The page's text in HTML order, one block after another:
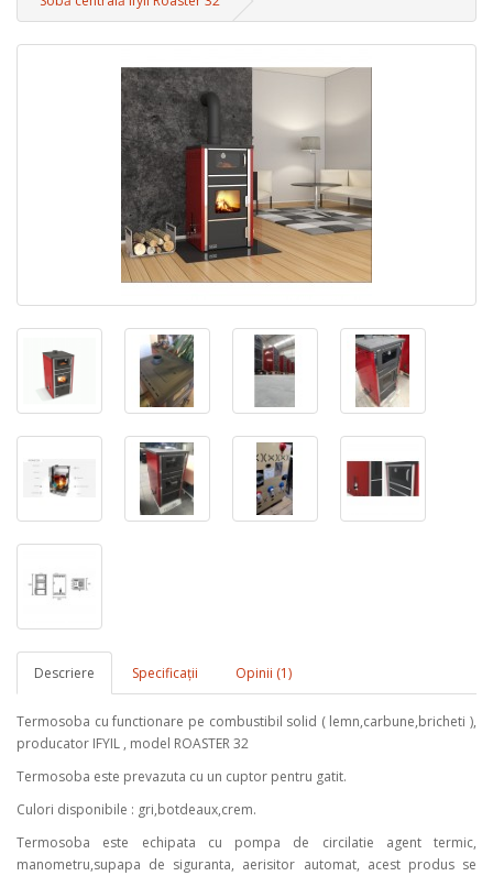
Descriere Specificaţii Opinii (1)
Termosoba cu functionare pe combustibil solid ( lemn,carbune,bricheti ),
producator IFYIL , model ROASTER 32
Termosoba este prevazuta cu un cuptor pentru gatit.
Culori disponibile : gri,botdeaux,crem.
Termosoba este echipata cu pompa de circilatie agent termic,
manometru,supapa de siguranta, aerisitor automat, acest produs se